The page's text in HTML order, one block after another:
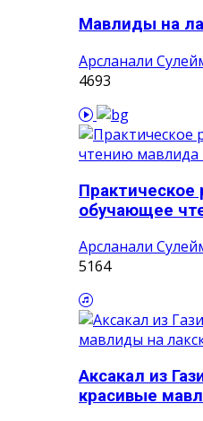
Мавлиды на
Арсланали
4693
Практическое
обучающее
Арсланали
5164
Аксакал из
красивые